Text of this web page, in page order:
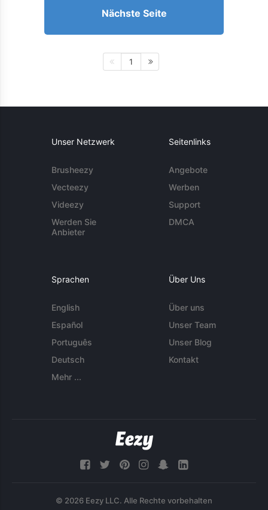
Nächste Seite
1
Unser Netzwerk
Brusheezy
Vecteezy
Videezy
Werden Sie
Anbieter
Seitenlinks
Angebote
Werben
Support
DMCA
Sprachen
English
Español
Português
Deutsch
Mehr ...
Über Uns
Über uns
Unser Team
Unser Blog
Kontakt
© 2026 Eezy LLC. Alle Rechte vorbehalten